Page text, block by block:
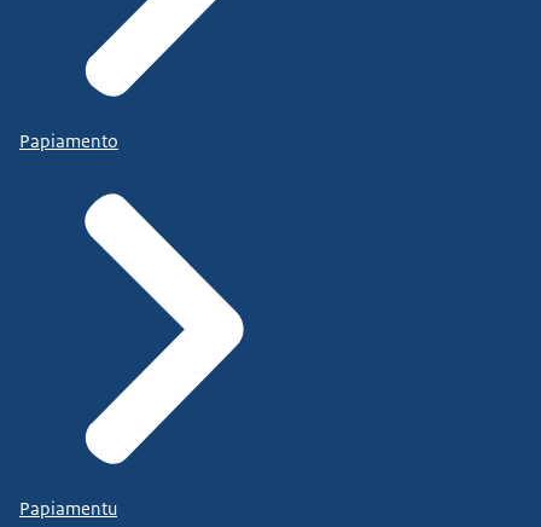
Papiamento
Papiamentu